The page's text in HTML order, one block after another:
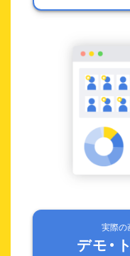
実際の
デモ・